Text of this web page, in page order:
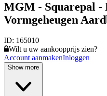
MGM - Squarepal -
Vormgeheugen
ID: 165010
Wilt u uw aankoopprijs zien?
Account aanmakenInloggen
Show more